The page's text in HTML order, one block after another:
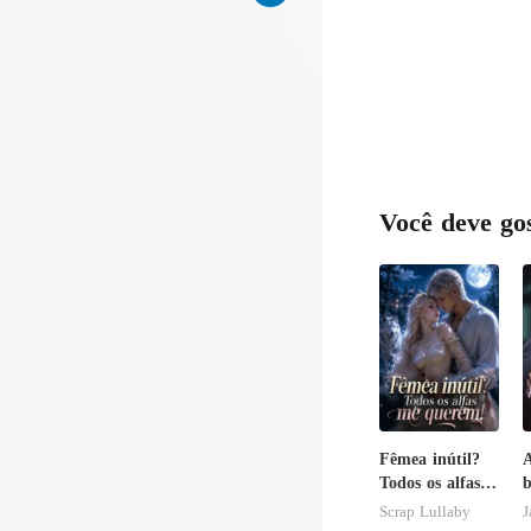
Você deve
Fêmea inútil?
Todos os alfas
me querem!
Scrap Lullaby